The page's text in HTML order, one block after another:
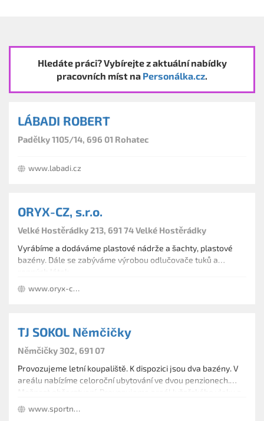
Hledáte práci? Vybírejte z aktuální nabídky
pracovních míst na Personálka.cz.
LÁBADI ROBERT
Padělky 1105/14, 696 01 Rohatec
www.labadi.cz
ORYX-CZ, s.r.o.
Velké Hostěrádky 213, 691 74 Velké Hostěrádky
Vyrábíme a dodáváme plastové nádrže a šachty, plastové
bazény. Dále se zabýváme výrobou odlučovače tuků a
www.oryx-cz.cz
TJ SOKOL Němčičky
Němčičky 302, 691 07
Provozujeme letní koupaliště. K dispozici jsou dva bazény. V
areálu nabízíme celoroční ubytování ve dvou penzionech.
Možnost občerstvení. Provozujeme areál lyžařského vleku a
fotbalové hřiště s travnatým povrchem, které je nabízeno k
pronájmu v rámci sportovních akcím či sportovních
www.sportnemcicky.cz